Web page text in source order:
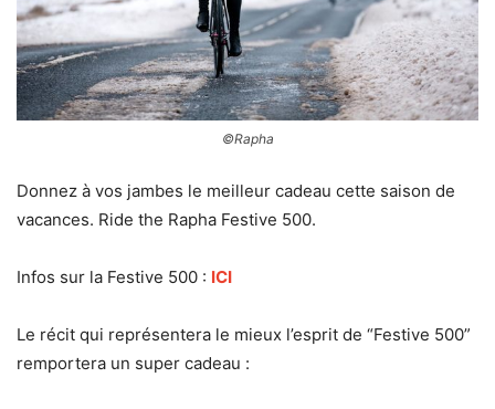
©Rapha
Donnez à vos jambes le meilleur cadeau cette saison de
vacances. Ride the Rapha Festive 500.
Infos sur la Festive 500 : ICI
Le récit qui représentera le mieux l’esprit de “Festive 500”
remportera un super cadeau :